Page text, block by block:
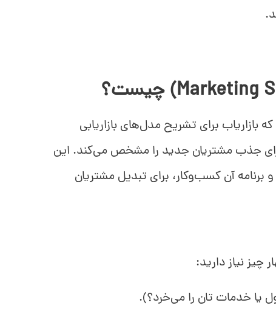
کنید؟
بازاریاب برای تشریح مدل‌های بازاریابی
برای جذب مشتریان جدید را مشخص می‌کند. این
آن کسب‌وکار، برای تبدیل مشتریان
چیز نیاز دارید:
یا خدمات تان را می‌خرد؟).